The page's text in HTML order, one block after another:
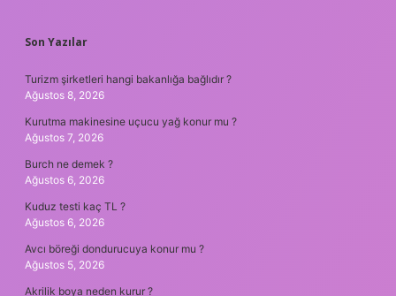
SIDEBAR
Son Yazılar
Turizm şirketleri hangi bakanlığa bağlıdır ?
Ağustos 8, 2026
Kurutma makinesine uçucu yağ konur mu ?
Ağustos 7, 2026
Burch ne demek ?
Ağustos 6, 2026
Kuduz testi kaç TL ?
Ağustos 6, 2026
Avcı böreği dondurucuya konur mu ?
Ağustos 5, 2026
Akrilik boya neden kurur ?